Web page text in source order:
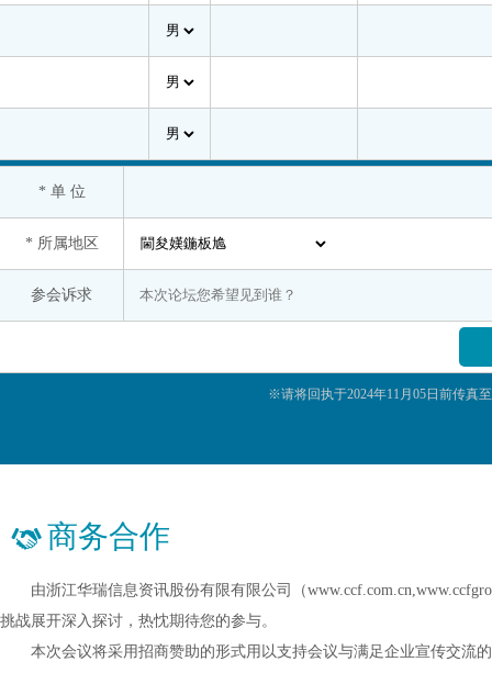
福能期货股份有限公司
杭州恒璟化纤有限公司
河南源宏高分子新材料有限公司
江苏恒力化纤股份有限公司
江苏盛虹科技股份有限公司
宁波富德能源有限公司
欧瑞康巴马格惠通（扬州）工程有限公司
陕煤集团榆林化学有限责任公司
苏州天彩化纤有限公司
天龙新材料股份有限公司
卫星化学股份有限公司
新疆广汇化工销售有限公司 新疆天
* 单 位
* 所属地区
参会诉求
※请将回执于2024年11月05日前传真
商务合作
由浙江华瑞信息资讯股份有限有限公司（
挑战展开深入探讨，热忱期待您的参与。
本次会议将采用招商赞助的形式用以支持会议与满足企业宣传交流的